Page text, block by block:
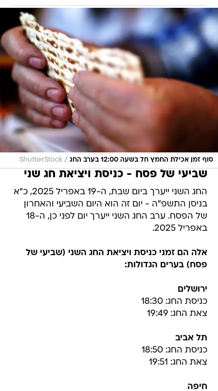
סוף זמן אכילת החמץ חל בשעה 12:00 בערב החג /
ShutterStock
שביעי של פסח - כניסת ויציאת חג שני
החג השני ייערך ביום שבת, ה-19 באפריל 2025, כ"א
בניסן התשפ"ה - יום זה הוא היום השביעי והאחרון
של הפסח. ערב החג השני ייערך יום לפני כן, ה-18
באפריל 2025.
אלה הם זמני כניסת ויציאת החג השני (שביעי של
פסח) בערים הגדולות:
ירושלים
כניסת החג: 18:30
צאת החג: 19:49
תל אביב
כניסת החג: 18:50
צאת החג: 19:51
חיפה